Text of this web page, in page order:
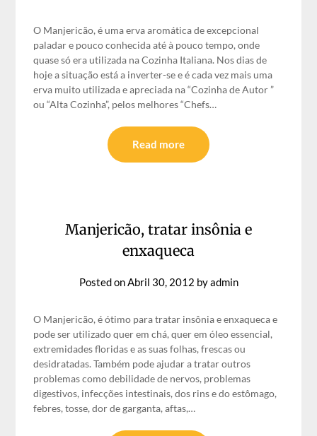
O Manjericão, é uma erva aromática de excepcional
paladar e pouco conhecida até à pouco tempo, onde
quase só era utilizada na Cozinha Italiana. Nos dias de
hoje a situação está a inverter-se e é cada vez mais uma
erva muito utilizada e apreciada na “Cozinha de Autor ”
ou “Alta Cozinha”, pelos melhores “Chefs…
Read more
Manjericão, tratar insônia e
enxaqueca
Posted onAbril 30, 2012 byadmin
O Manjericão, é ótimo para tratar insônia e enxaqueca e
pode ser utilizado quer em chá, quer em óleo essencial,
extremidades floridas e as suas folhas, frescas ou
desidratadas. Também pode ajudar a tratar outros
problemas como debilidade de nervos, problemas
digestivos, infecções intestinais, dos rins e do estômago,
febres, tosse, dor de garganta, aftas,…